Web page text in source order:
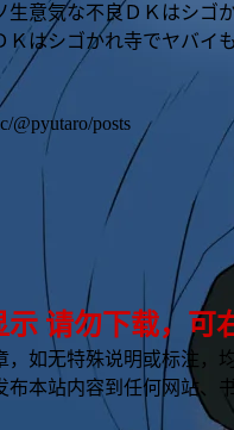
意気な不良ＤＫはシゴ
Ｋはシゴかれ寺でヤバイ
@pyutaro/posts
示 请勿下载，可
，如无特殊说明或标注，
布本站内容到任何网站、